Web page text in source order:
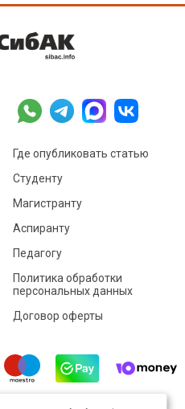
Где опубликовать статью
Студенту
Магистранту
Аспиранту
Педагогу
Политика обработки
персональных данных
Договор оферты